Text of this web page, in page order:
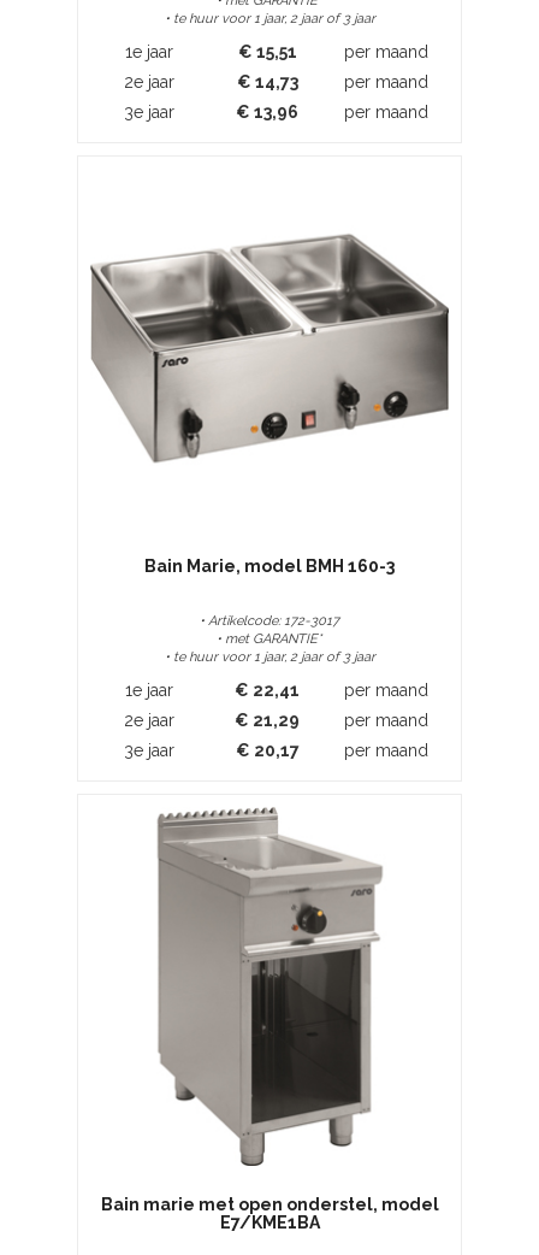
• te huur voor 1 jaar, 2 jaar of 3 jaar
1e jaar € 15,51
per maand
2e jaar
€ 14,73
per maand
3e jaar
€ 13,96 per maand
Bain Marie, model BMH 160-3
• Artikelcode: 172-3017
• met GARANTIE*
• te huur voor 1 jaar, 2 jaar of 3 jaar
1e jaar € 22,41
per maand
2e jaar
€ 21,29
per maand
3e jaar
€ 20,17 per maand
Bain marie met open onderstel, model
E7/KME1BA